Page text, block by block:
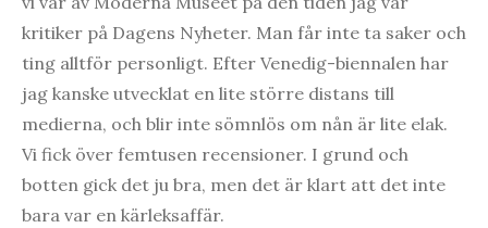
kritiker på Dagens Nyheter. Man får inte ta saker och
ting alltför personligt. Efter Venedig-biennalen har
jag kanske utvecklat en lite större distans till
medierna, och blir inte sömnlös om nån är lite elak.
Vi fick över femtusen recensioner. I grund och
botten gick det ju bra, men det är klart att det inte
bara var en kärleksaffär.